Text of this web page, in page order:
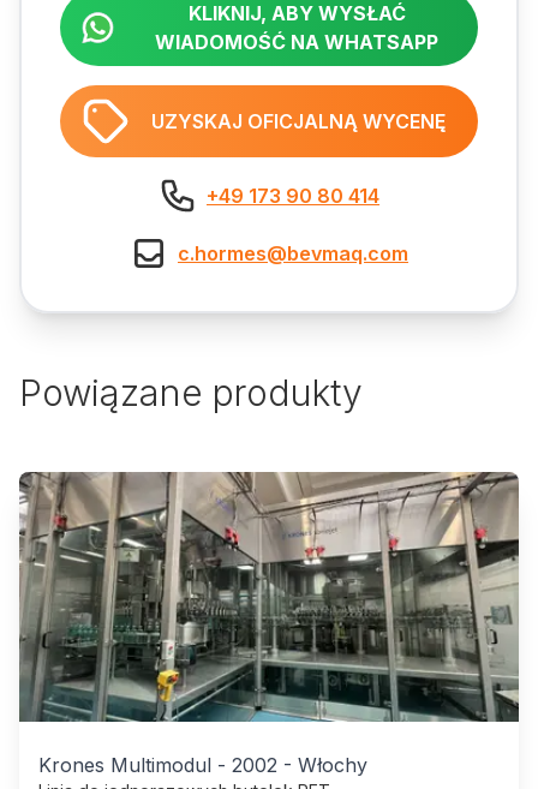
KLIKNIJ, ABY WYSŁAĆ
WIADOMOŚĆ NA WHATSAPP
UZYSKAJ OFICJALNĄ WYCENĘ
+49 173 90 80 414
c.hormes@bevmaq.com
Powiązane produkty
Krones Multimodul - 2002 - Włochy